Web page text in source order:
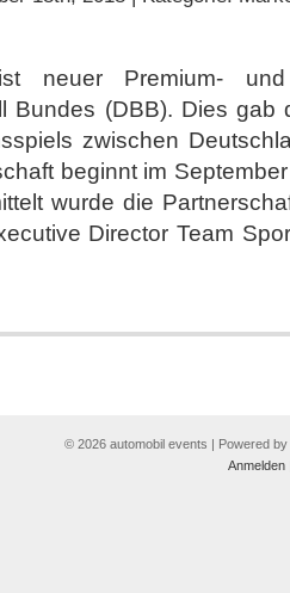
neuer Premium- und
Bundes (DBB). Dies gab
zwischen
beginnt im
wurde die
Director Team
© 2026 automobil events | Powered by
Anmelden|